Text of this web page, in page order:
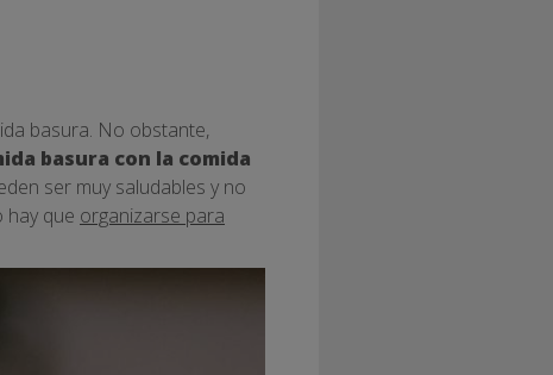
basura. No obstante,
basura con la comida
ser muy saludables y no
hay que organizarse para